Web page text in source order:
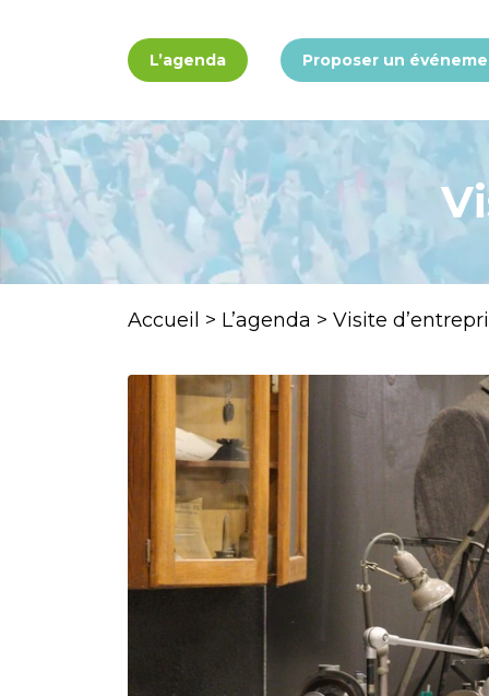
L’agenda Proposer un
Accueil > L’agenda > Visite